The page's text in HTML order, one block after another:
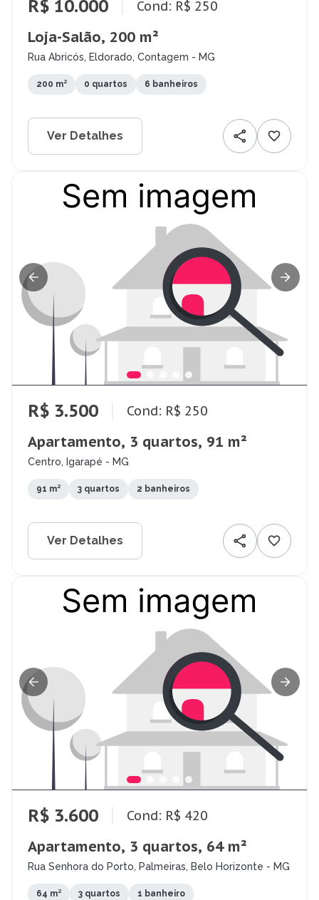
R$ 10.000 Cond: R$ 250
Loja-Salão, 200 m²
Rua Abricós, Eldorado, Contagem - MG
200 m² 0 quartos 6 banheiros
Ver Detalhes
R$ 3.500 Cond: R$ 250
Apartamento, 3 quartos, 91 m²
Centro, Igarapé - MG
91 m² 3 quartos 2 banheiros
Ver Detalhes
R$ 3.600 Cond: R$ 420
Apartamento, 3 quartos, 64 m²
Rua Senhora do Porto, Palmeiras, Belo Horizonte - MG
64 m² 3 quartos 1 banheiro